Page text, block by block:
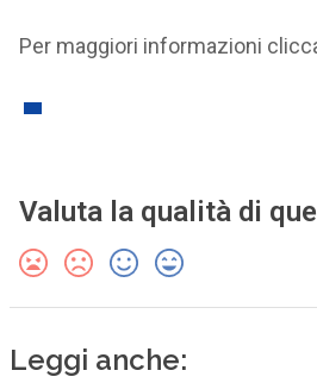
Per maggiori informazioni
Valuta la qualità di
Leggi anche: